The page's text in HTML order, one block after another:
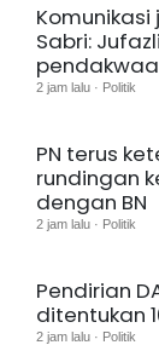
Sabri:
2 jam lalu · Politik
PN terus
rundingan
dengan BN
2 jam lalu · Politik
Pendirian
ditentukan
2 jam lalu · Politik